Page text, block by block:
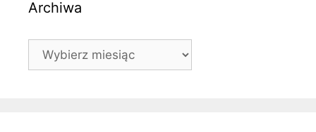
Archiwa
Archiwa